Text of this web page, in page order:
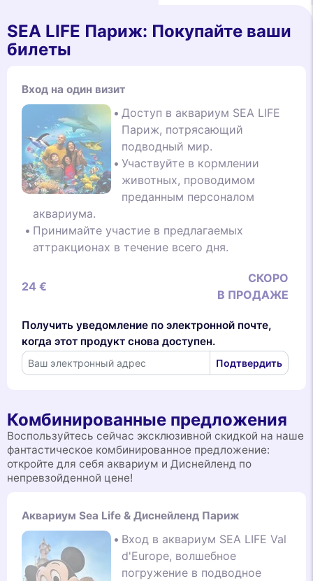
SEA LIFE Париж: Покупайте ваши
билеты
Вход на один визит
Доступ в аквариум SEA LIFE
Париж, потрясающий
подводный мир.
Участвуйте в кормлении
животных, проводимом
преданным персоналом
аквариума.
Принимайте участие в предлагаемых
аттракционах в течение всего дня.
24 €
СКОРО
В ПРОДАЖЕ
Получить уведомление по электронной почте,
когда этот продукт снова доступен.
Подтвердить
Комбинированные предложения
Воспользуйтесь сейчас эксклюзивной скидкой на наше
фантастическое комбинированное предложение:
откройте для себя аквариум и Диснейленд по
непревзойденной цене!
Аквариум Sea Life & Диснейленд Париж
Вход в аквариум SEA LIFE Val
d'Europe, волшебное
погружение в подводное